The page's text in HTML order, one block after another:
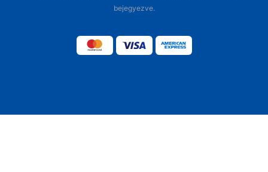
bejegyezve.